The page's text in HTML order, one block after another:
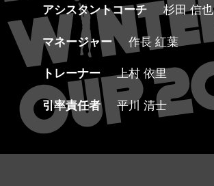
アシスタントコーチ
杉田 信也
マネージャー
作長 紅葉
トレーナー
上村 依里
引率責任者
平川 清士